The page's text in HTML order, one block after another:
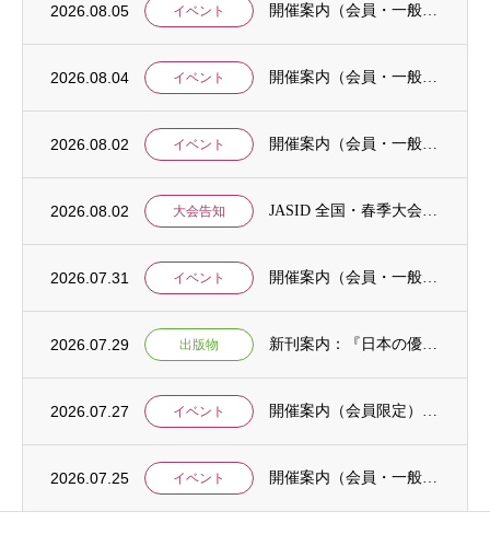
2026.08.05 イベント
2026.08.04 イベント
2026.08.02 イベント
2026.08.02 大会告知
2026.07.31 イベント
2026.07.29 出版物
2026.07.27 イベント
2026.07.25 イベント